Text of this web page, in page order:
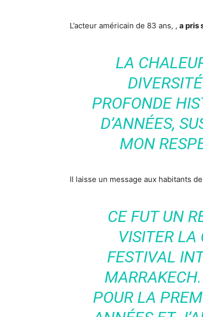
L’acteur américain de 83 ans, , a pris
LA
PROFONDE
D’ANNÉES,
MON
Il laisse un message aux habitants
CE FUT UN
VISITER LA
FESTIVAL
POUR LA